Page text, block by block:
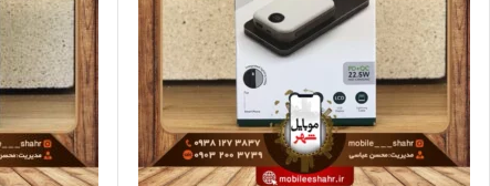
تیتانیوم/طلایی